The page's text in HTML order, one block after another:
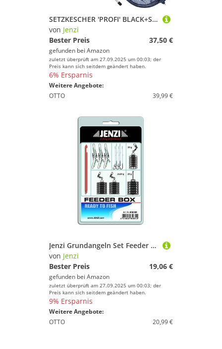
SETZKESCHER 'PROFI' BLACK+SOFT 200 x 50cm
von Jenzi
Bester Preis
37,50 €
gefunden bei Amazon
zuletzt überprüft am 27.09.2025 um 00:03; der
Preis kann sich seitdem geändert haben.
6% Ersparnis
Weitere Angebote:
OTTO
39,99 €
Jenzi Grundangeln Set Feeder Box
von Jenzi
Bester Preis
19,06 €
gefunden bei Amazon
zuletzt überprüft am 27.09.2025 um 00:03; der
Preis kann sich seitdem geändert haben.
9% Ersparnis
Weitere Angebote:
OTTO
20,99 €